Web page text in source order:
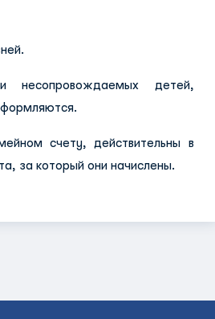
несопровождаемых детей,
счету, действительны в
за который они начислены.